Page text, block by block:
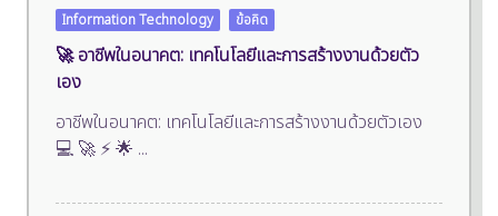
Information Technology ข้อคิด
🚀 อาชีพในอนาคต: เทคโนโลยีและการสร้างงานด้วยตัว
เอง
อาชีพในอนาคต: เทคโนโลยีและการสร้างงานด้วยตัวเอง
💻 🚀 ⚡ 🌟 ...